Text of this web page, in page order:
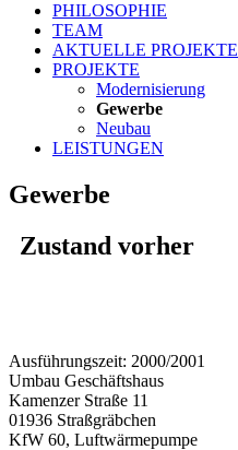
PHILOSOPHIE
TEAM
AKTUELLE PROJEKTE
PROJEKTE
Modernisierung
Gewerbe
Neubau
LEISTUNGEN
Gewerbe
Zustand vorher
Ausführungszeit: 2000/2001
Umbau Geschäftshaus
Kamenzer Straße 11
01936 Straßgräbchen
KfW 60, Luftwärmepumpe